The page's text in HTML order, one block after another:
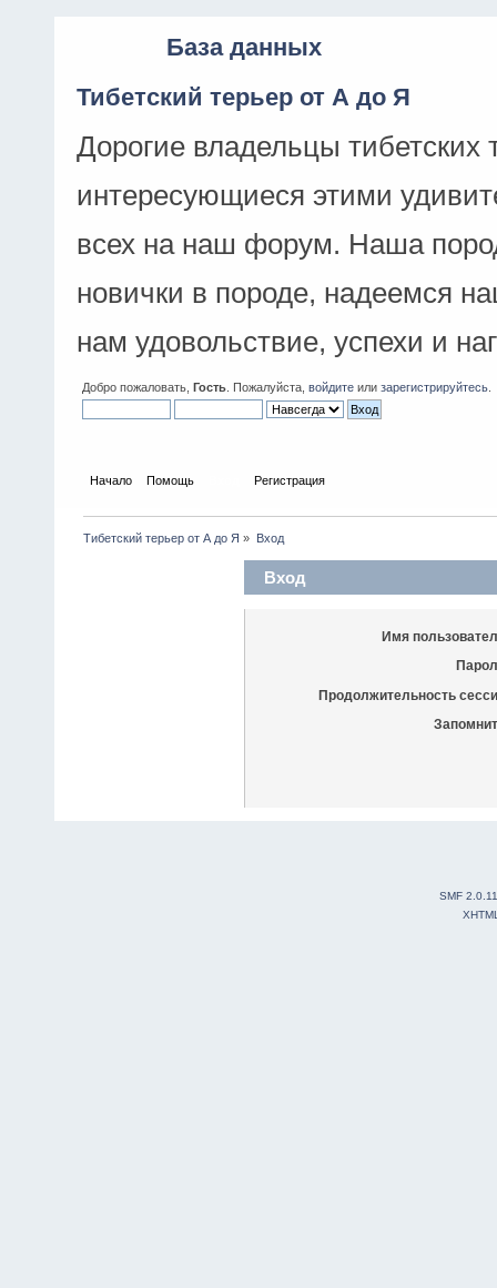
База данных
Тибетский терьер от А до Я
Дорогие владельцы
интересующиеся этими
всех на наш форум. Наша
новички в породе, надеемся
нам удовольствие, успехи и
Добро пожаловать, Гость . Пожалуйста, войдите или зарегистрируйтесь
Начало Помощь Регистрация
Тибетский терьер от А до Я » Вход
Вход
Имя
Продолжительность
SMF 2.0.11